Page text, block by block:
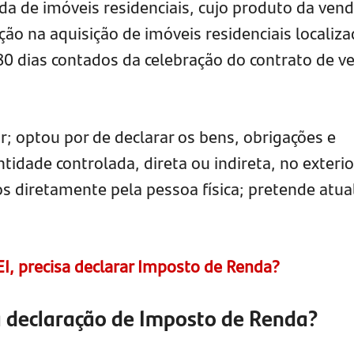
de imóveis residenciais, cujo produto da
na aquisição de imóveis residenciais
dias contados da celebração do contrato de
optou por de declarar os bens, obrigações e
controlada, direta ou indireta, no
diretamente pela pessoa física; pretende
precisa declarar Imposto de Renda?
de Imposto de Renda?